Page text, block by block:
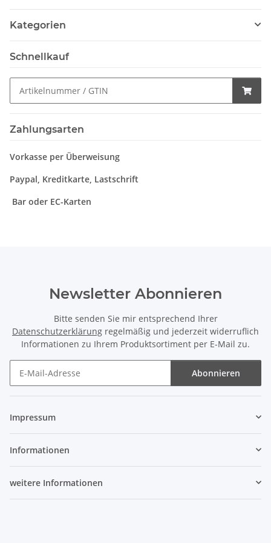
Kategorien
Schnellkauf
Zahlungsarten
Vorkasse per Überweisung
Paypal, Kreditkarte, Lastschrift
Bar oder EC-Karten
Newsletter Abonnieren
Bitte senden Sie mir entsprechend Ihrer
Datenschutzerklärung regelmäßig und jederzeit widerruflich
Informationen zu Ihrem Produktsortiment per E-Mail zu.
Abonnieren
Impressum
Informationen
weitere Informationen